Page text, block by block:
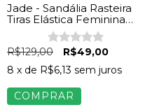
Jade - Sandália Rasteira
Tiras Elástica Feminina
Caramelo
R$129,00
R$49,00
8 x de R$6,13 sem juros
COMPRAR